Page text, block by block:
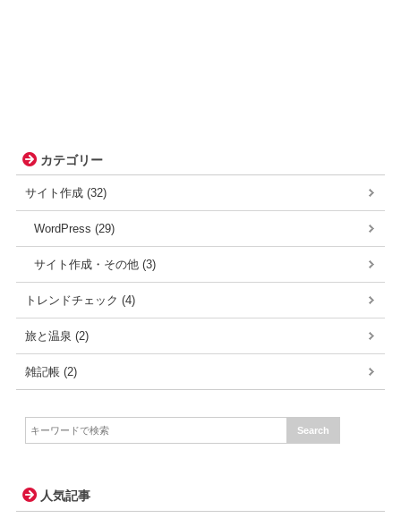
カテゴリー
サイト作成 (32)
WordPress (29)
サイト作成・その他 (3)
トレンドチェック (4)
旅と温泉 (2)
雑記帳 (2)
人気記事